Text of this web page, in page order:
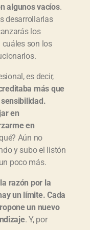
algunos vacíos.
desarrollarlas
los
cuáles son los
es decir,
más que
en
en
Aún no
y subo el listón
poco más.
razón por la
un límite. Cada
un nuevo
. Y, por